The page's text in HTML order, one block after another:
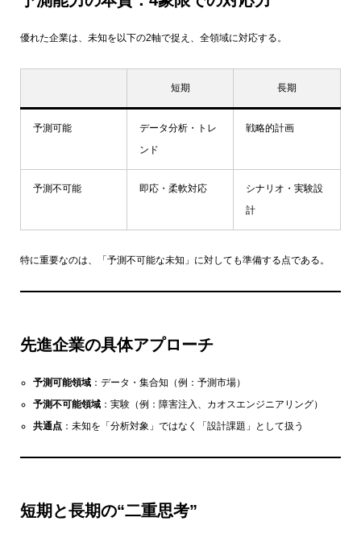
優れた企業は、未知を以下の2軸で捉え、全領域に対応する。
短期 長期
予測可能
データ分析・トレ
ンド
戦略的計画
予測不可能 即応・柔軟対応
シナリオ・実験設
計
特に重要なのは、「予測不可能な未知」に対しても準備する点である。
先進企業の具体アプローチ
予測可能領域：データ・集合知（例：予測市場）
予測不可能領域：実験（例：障害注入、カオスエンジニアリング）
共通点：未知を「分析対象」ではなく「設計課題」として扱う
短期と長期の“二重思考”